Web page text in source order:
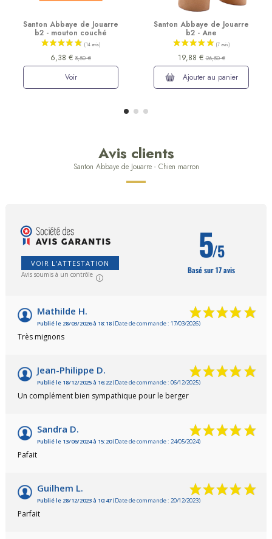
Santon Abbaye de Jouarre
b2 - mouton couché
6,38 € 8,50 €
Voir
Santon Abbaye de Jouarre
b2 - Ane
19,88 €26,50 €
Ajouter au panier
Avis clients
Santon Abbaye de Jouarre - Chien marron
VOIR L'ATTESTATION
Avis soumis à un contrôle
5/5
Basé sur 17 avis
Mathilde H.
Publié le 28/03/2026 à 18:18(Date de commande : 17/03/2026)
Très mignons
Jean-Philippe D.
Publié le 18/12/2025 à 16:22(Date de commande : 06/12/2025)
Un complément bien sympathique pour le berger
Sandra D.
Publié le 13/06/2024 à 15:20(Date de commande : 24/05/2024)
Pafait
Guilhem L.
Publié le 28/12/2023 à 10:47(Date de commande : 20/12/2023)
Parfait